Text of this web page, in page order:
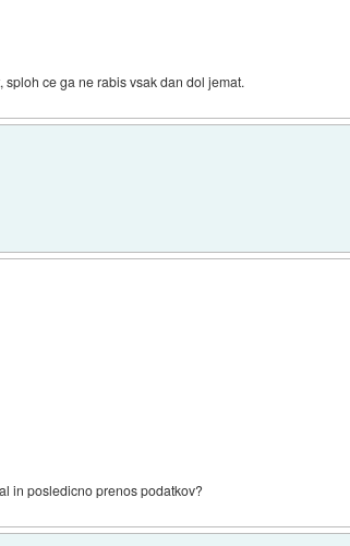
ce ga ne rabis vsak dan dol jemat.
in posledicno prenos podatkov?